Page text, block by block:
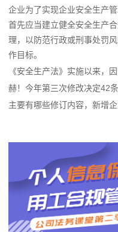
企业为了实现企业安全生产
首先应当建立健全安全生产
理，以防范行政或刑事处罚
作目标。
《安全生产法》实施以来，
赫！今年第三次修改决定42
主要有哪些修订内容，新增企